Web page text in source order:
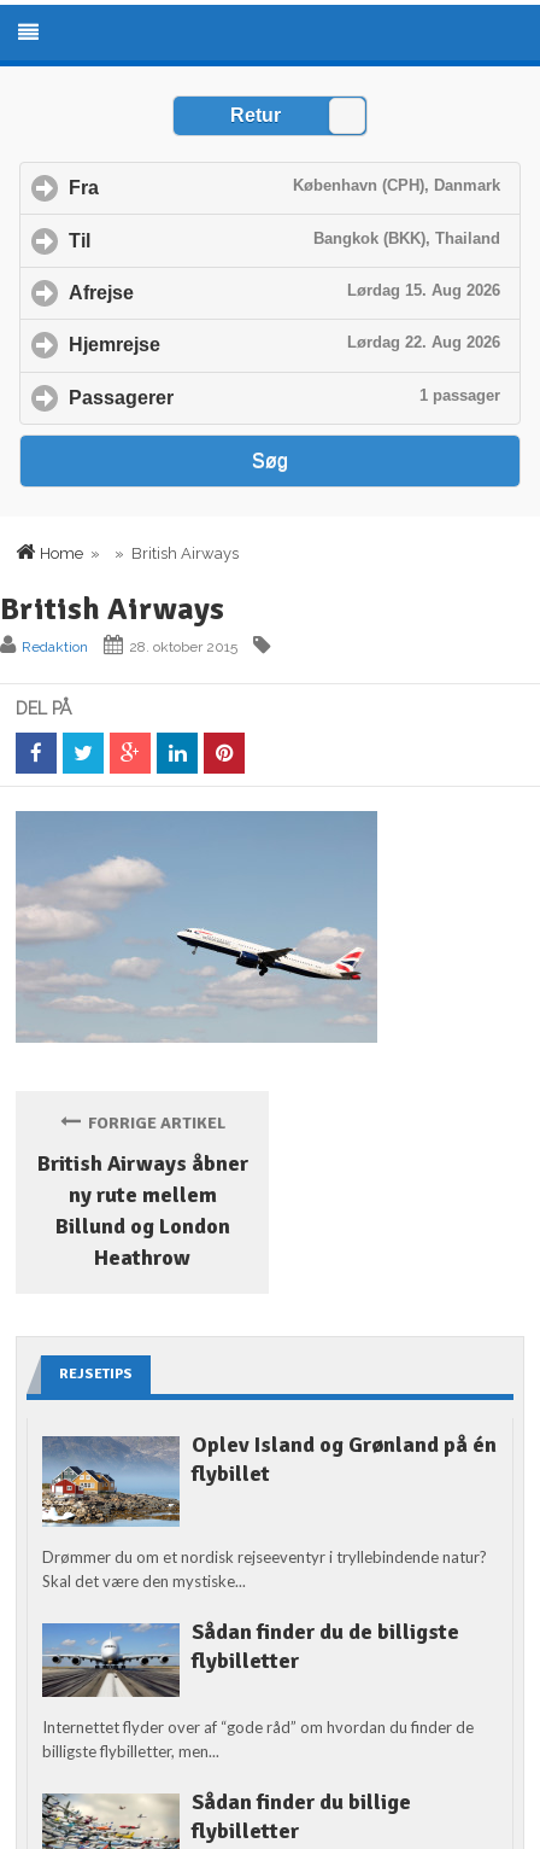
Home » » British Airways
British Airways
Redaktion 28. oktober 2015
DEL PÅ
FORRIGE ARTIKEL
British Airways åbner
ny rute mellem
Billund og London
Heathrow
REJSETIPS
Oplev Island og Grønland på én
flybillet
Drømmer du om et nordisk rejseeventyr i tryllebindende natur?
Skal det være den mystiske...
Sådan finder du de billigste
flybilletter
Internettet flyder over af “gode råd” om hvordan du finder de
billigste flybilletter, men...
Sådan finder du billige
flybilletter